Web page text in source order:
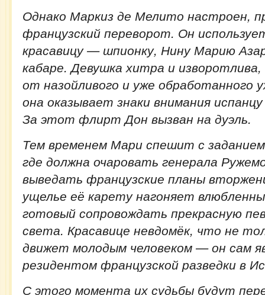
Однако Маркиз де Мелито настроен,
французский переворот. Он
красавицу — шпионку, Нину Марию
кабаре. Девушка хитра и
от назойливого и уже обработанного
она оказывает знаки внимания
За этот флирт Дон вызван на дуэль.
Тем временем Мари спешит с
где должна очаровать генерала
выведать французские планы
ущелье её карету нагоняет
готовый сопровождать прекрасную
света. Красавице невдомёк, что не
движет молодым человеком — он сам
резидентом французской разведки в
С этого момента их судьбы будут